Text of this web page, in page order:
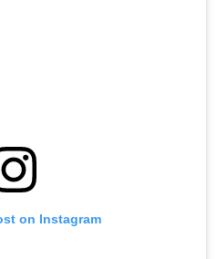
on Instagram